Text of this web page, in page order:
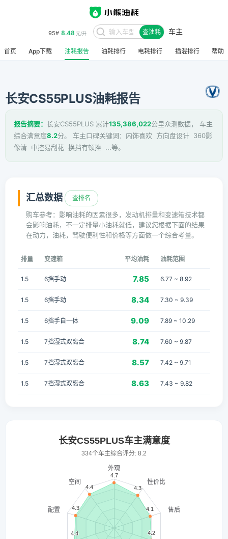
95# 8.48 元/升 查油耗 车主
首页 App下载 油耗报告 油耗排行 电耗排行 插混排行 帮助
长安CS55PLUS油耗报告
报告摘要： 长安CS55PLUS 累计135,386,022公里众测数据， 车主
综合满意度8.2分。 车主口碑关键词：内饰喜欢 方向盘设计 360影
像清 中控易刮花 换挡有顿挫 ...等。
汇总数据 查排名
购车参考：影响油耗的因素很多，发动机排量和变速箱技术都
会影响油耗，不一定排量小油耗就低，建议您根据下面的结果
在动力，油耗，驾驶便利性和价格等方面做一个综合考量。
排量 变速箱 平均油耗 油耗范围
1.5 6挡手动 7.85 6.77 ~ 8.92
1.5 6挡手动 8.34 7.30 ~ 9.39
1.5 6挡手自一体 9.09 7.89 ~ 10.29
1.5 7挡湿式双离合 8.74 7.60 ~ 9.87
1.5 7挡湿式双离合 8.57 7.42 ~ 9.71
1.5 7挡湿式双离合 8.63 7.43 ~ 9.82